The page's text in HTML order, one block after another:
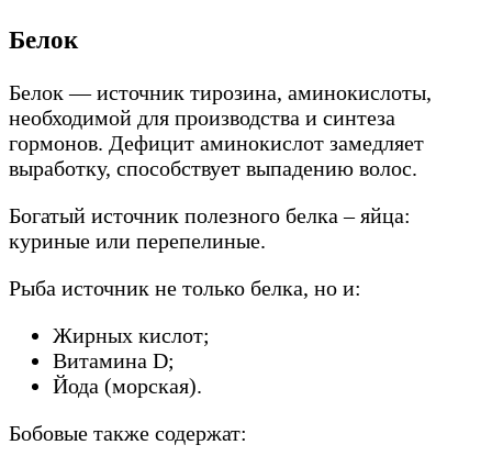
Белок
Белок — источник тирозина, аминокислоты,
необходимой для производства и синтеза
гормонов. Дефицит аминокислот замедляет
выработку, способствует выпадению волос.
Богатый источник полезного белка – яйца:
куриные или перепелиные.
Рыба источник не только белка, но и:
Жирных кислот;
Витамина D;
Йода (морская).
Бобовые также содержат: